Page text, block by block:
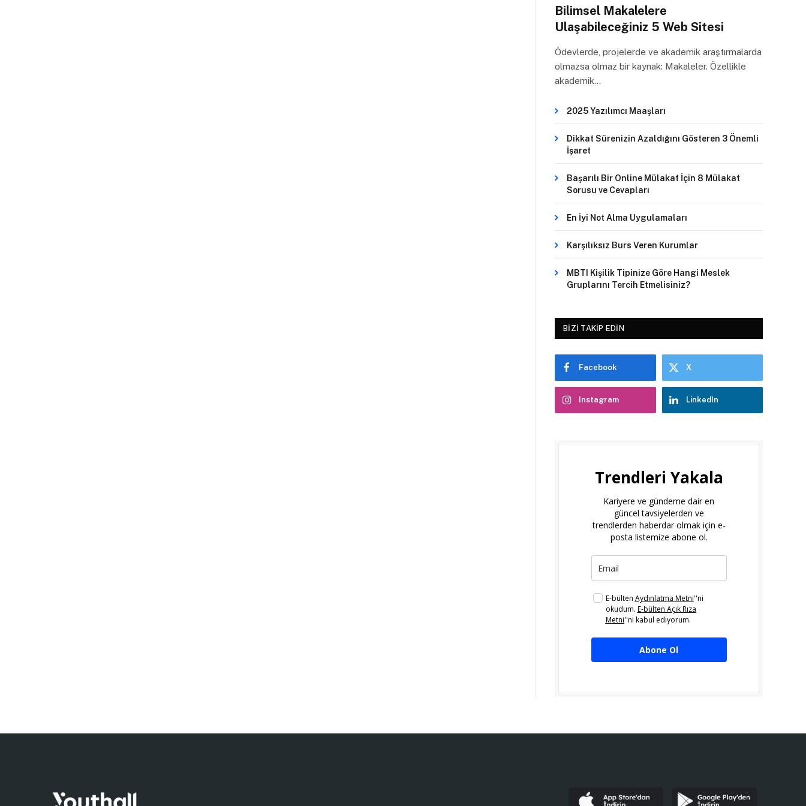
Bilimsel Makalelere
Ulaşabileceğiniz 5 Web Sitesi
Ödevlerde, projelerde ve akademik araştırmalarda
olmazsa olmaz bir kaynak: Makaleler. Özellikle
akademik…
2025 Yazılımcı Maaşları
Dikkat Sürenizin Azaldığını Gösteren 3 Önemli
İşaret
Başarılı Bir Online Mülakat İçin 8 Mülakat
Sorusu ve Cevapları
En İyi Not Alma Uygulamaları
Karşılıksız Burs Veren Kurumlar
MBTI Kişilik Tipinize Göre Hangi Meslek
Gruplarını Tercih Etmelisiniz?
BIZI TAKIP EDIN
Facebook X
Instagram LinkedIn
Trendleri Yakala
Kariyere ve gündeme dair en
güncel tavsiyelerden ve
trendlerden haberdar olmak için e-
posta listemize abone ol.
E-bülten Aydınlatma Metni''ni
okudum. E-bülten Açık Rıza
Metni''ni kabul ediyorum.
Abone Ol